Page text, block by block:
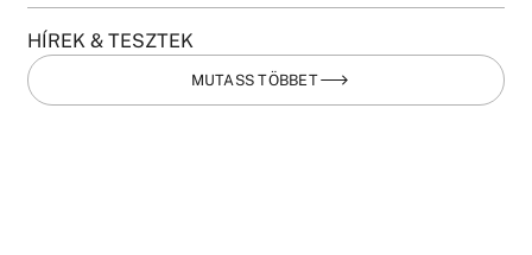
HÍREK & TESZTEK
MUTASS TÖBBET